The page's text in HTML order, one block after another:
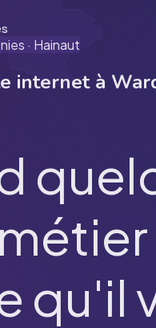
· Hainaut
internet à
qu'il